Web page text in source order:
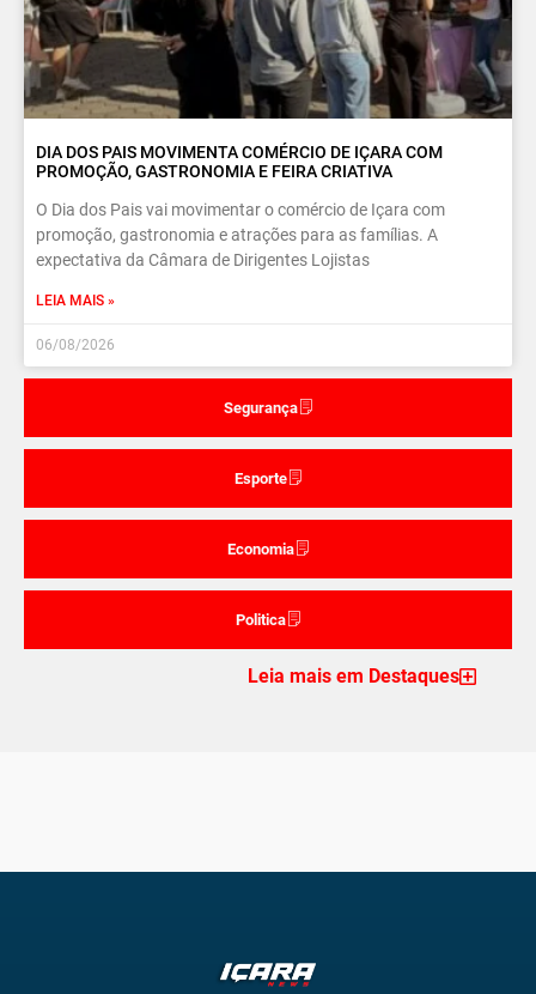
Segurança
Esporte
Economia
Politica
DIA DOS PAIS MOVIMENTA COMÉRCIO DE IÇARA COM
PROMOÇÃO, GASTRONOMIA E FEIRA CRIATIVA
O Dia dos Pais vai movimentar o comércio de Içara com
promoção, gastronomia e atrações para as famílias. A
expectativa da Câmara de Dirigentes Lojistas
LEIA MAIS »
06/08/2026
Leia mais em Destaques